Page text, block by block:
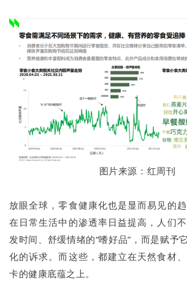
图片来源：红周刊
放眼全球，零食健康化也是显而易见的
在日常生活中的渗透率日益提高，人们
发时间、舒缓情绪的“嗜好品”，而是赋予
化的诉求。而这些，都建立在天然食材
卡的健康底蕴之上。